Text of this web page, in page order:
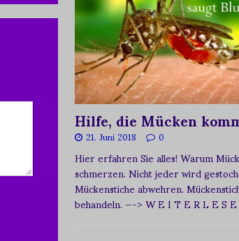
Hilfe, die Mücken
21. Juni 2018 0
Hier erfahren Sie alles! Warum
schmerzen. Nicht jeder wird
Mückenstiche abwehren.
behandeln.—-> W E I T E R L E S